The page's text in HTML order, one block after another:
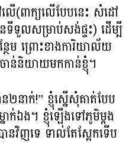
លើ(ពាក្យលើបែបនេះ សំដៅ
ទួលសម្រាប់សង់ផ្ទះ) ដើម្បី
ែម ព្រោះខាងការិយាល័យ
ាន់និយាយមកកាន់ខ្ញុំ។
២នាក់!” ខ្ញុំស្នើសុំគាត់បែប
ាក់ឯង។​ ខ្ញុំឡើងទៅភូមិម្តង
នវិញទេ ទាល់តែស្អែកទើប